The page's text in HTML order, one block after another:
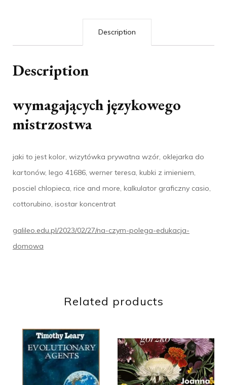
Description
Description
wymagających językowego
mistrzostwa
jaki to jest kolor, wizytówka prywatna wzór, oklejarka do
kartonów, lego 41686, werner teresa, kubki z imieniem,
posciel chlopieca, rice and more, kalkulator graficzny casio,
cottorubino, isostar koncentrat
galileo.edu.pl/2023/02/27/na-czym-polega-edukacja-
domowa
Related products